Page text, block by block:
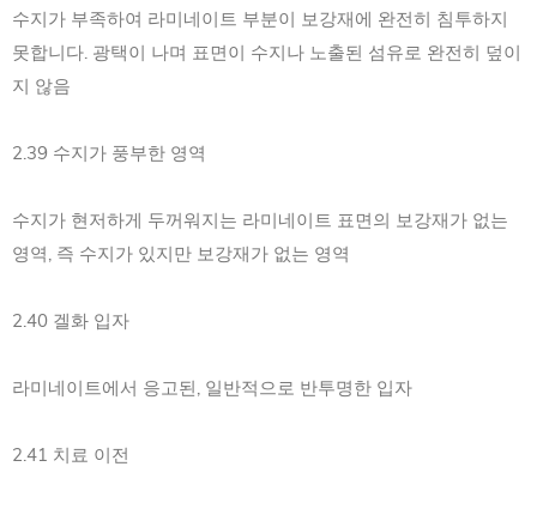
수지가 부족하여 라미네이트 부분이 보강재에 완전히 침투하지
못합니다. 광택이 나며 표면이 수지나 노출된 섬유로 완전히 덮이
지 않음
2.39 수지가 풍부한 영역
수지가 현저하게 두꺼워지는 라미네이트 표면의 보강재가 없는
영역, 즉 수지가 있지만 보강재가 없는 영역
2.40 겔화 입자
라미네이트에서 응고된, 일반적으로 반투명한 입자
2.41 치료 이전